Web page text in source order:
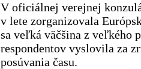
V oficiálnej verejnej
v lete zorganizovala
sa veľká väčšina z veľkého
respondentov vyslovila za
posúvania času.